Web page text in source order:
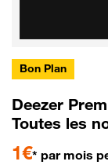
Bon Plan
Deezer
Toutes les
1€* par mois